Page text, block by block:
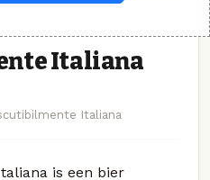
Italiana
Italiana
is een bier